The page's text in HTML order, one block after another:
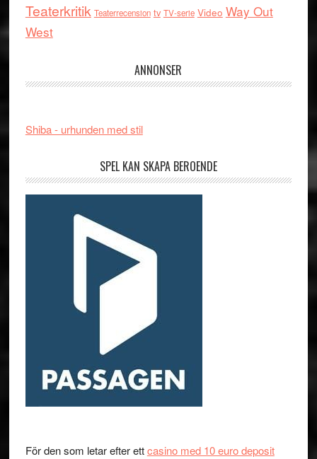
Teaterkritik Teaterrecension tv TV-serie Video Way Out
West
ANNONSER
Shiba - urhunden med stil
SPEL KAN SKAPA BEROENDE
För den som letar efter ettcasino med 10 euro deposit